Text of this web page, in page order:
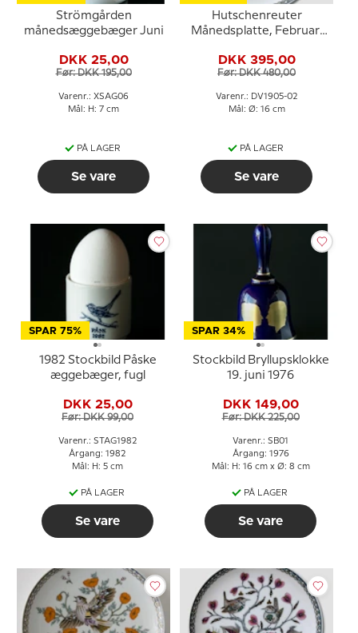
Strömgården
månedsæggebæger Juni
DKK 25,00
Før: DKK 195,00
Varenr.: XSAG06
Mål: H: 7 cm
PÅ LAGER
Se vare
Hutschenreuter
Månedsplatte, Februar,
DKK 395,00
Før: DKK 480,00
Varenr.: DV1905-02
Mål: Ø: 16 cm
PÅ LAGER
Se vare
SPAR 75%
1982 Stockbild Påske
æggebæger, fugl
DKK 25,00
Før: DKK 99,00
Varenr.: STAG1982
Årgang: 1982
Mål: H: 5 cm
PÅ LAGER
Se vare
SPAR 34%
Stockbild Bryllupsklokke
19. juni 1976
DKK 149,00
Før: DKK 225,00
Varenr.: SB01
Årgang: 1976
Mål: H: 16 cm x Ø: 8 cm
PÅ LAGER
Se vare